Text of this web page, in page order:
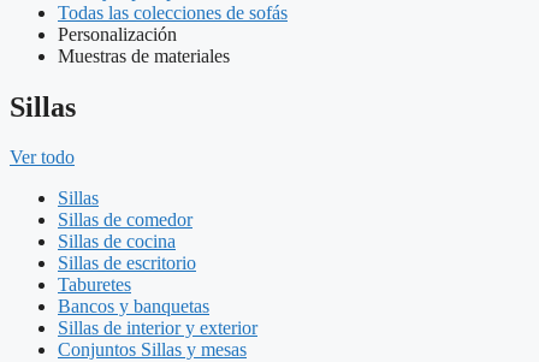
Todas las colecciones de sofás
Personalización
Muestras de materiales
Sillas
Ver todo
Sillas
Sillas de comedor
Sillas de cocina
Sillas de escritorio
Taburetes
Bancos y banquetas
Sillas de interior y exterior
Conjuntos Sillas y mesas